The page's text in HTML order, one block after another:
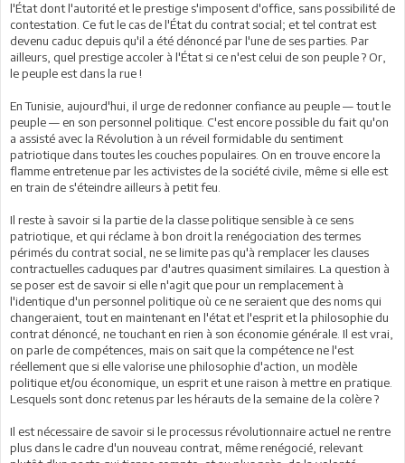
l'État dont l'autorité et le prestige s'imposent d'office, sans possibilité de
contestation. Ce fut le cas de l'État du contrat social; et tel contrat est
devenu caduc depuis qu'il a été dénoncé par l'une de ses parties. Par
ailleurs, quel prestige accoler à l'État si ce n'est celui de son peuple ? Or,
le peuple est dans la rue !
En Tunisie, aujourd'hui, il urge de redonner confiance au peuple — tout le
peuple — en son personnel politique. C'est encore possible du fait qu'on
a assisté avec la Révolution à un réveil formidable du sentiment
patriotique dans toutes les couches populaires. On en trouve encore la
flamme entretenue par les activistes de la société civile, même si elle est
en train de s'éteindre ailleurs à petit feu.
Il reste à savoir si la partie de la classe politique sensible à ce sens
patriotique, et qui réclame à bon droit la renégociation des termes
périmés du contrat social, ne se limite pas qu'à remplacer les clauses
contractuelles caduques par d'autres quasiment similaires. La question à
se poser est de savoir si elle n'agit que pour un remplacement à
l'identique d'un personnel politique où ce ne seraient que des noms qui
changeraient, tout en maintenant en l'état et l'esprit et la philosophie du
contrat dénoncé, ne touchant en rien à son économie générale. Il est vrai,
on parle de compétences, mais on sait que la compétence ne l'est
réellement que si elle valorise une philosophie d'action, un modèle
politique et/ou économique, un esprit et une raison à mettre en pratique.
Lesquels sont donc retenus par les hérauts de la semaine de la colère ?
Il est nécessaire de savoir si le processus révolutionnaire actuel ne rentre
plus dans le cadre d'un nouveau contrat, même renégocié, relevant